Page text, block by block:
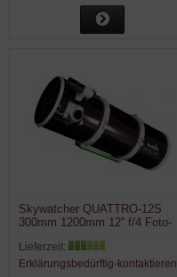
Skywatcher QUATTRO-12S
300mm 1200mm 12'' f/4 Foto-
Lieferzeit:
Erklärungsbedürftig-kontaktieren